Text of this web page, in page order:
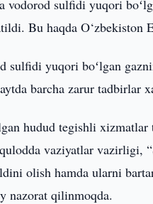
vodorod sulfidi yuqori
Bu haqda O‘zbekiston
sulfidi yuqori boʻlgan
barcha zarur tadbirlar
hudud tegishli
vaziyatlar vazirligi,
olish hamda ularni
nazorat qilinmoqda.